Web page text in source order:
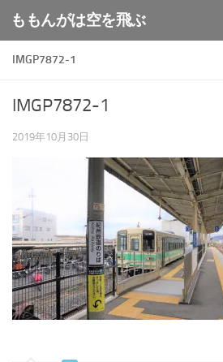
コンテンツへスキップ
ももんがは空を飛ぶ
IMGP7872-1
IMGP7872-1
2019年10月30日